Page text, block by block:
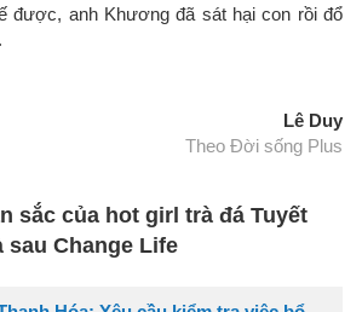
được, anh Khương đã sát hại con rồi đổ
Lê Duy
Theo Đời sống Plus
sắc của hot girl trà đá Tuyết
Change Life